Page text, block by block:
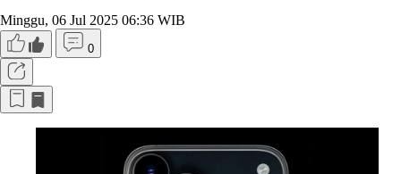
Minggu, 06 Jul 2025 06:36 WIB
0